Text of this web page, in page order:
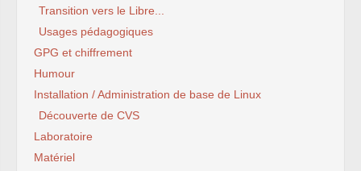
Transition vers le Libre...
Usages pédagogiques
GPG et chiffrement
Humour
Installation / Administration de base de Linux
Découverte de CVS
Laboratoire
Matériel